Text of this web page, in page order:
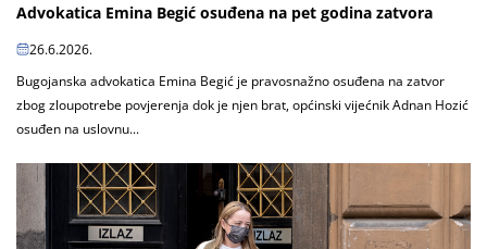
Advokatica Emina Begić osuđena na pet godina zatvora
26.6.2026.
Bugojanska advokatica Emina Begić je pravosnažno osuđena na zatvor
zbog zloupotrebe povjerenja dok je njen brat, općinski vijećnik Adnan Hozić
osuđen na uslovnu...